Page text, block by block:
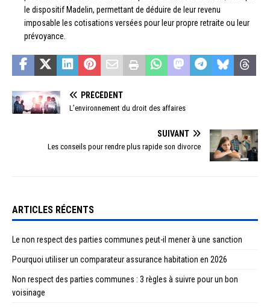
le dispositif Madelin, permettant de déduire de leur revenu
imposable les cotisations versées pour leur propre retraite ou leur
prévoyance.
PRÉCÉDENT
L’environnement du droit des affaires
SUIVANT
Les conseils pour rendre plus rapide son divorce
ARTICLES RÉCENTS
Le non respect des parties communes peut-il mener à une sanction
Pourquoi utiliser un comparateur assurance habitation en 2026
Non respect des parties communes : 3 règles à suivre pour un bon
voisinage